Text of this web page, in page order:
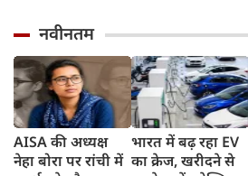
नवीनतम
AISA की अध्यक्ष
नेहा बोरा पर रांची में
भारत में बढ़ रहा EV
का क्रेज, खरीदने से